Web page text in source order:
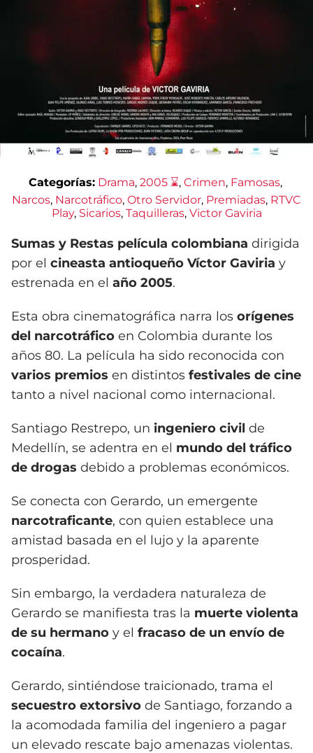
Categorías: Drama, 2005 ⌛, Crimen, Famosas,
Narcos, Narcotráfico, Otro Servidor, Premiadas, RTVC
Play, Sicarios, Taquilleras, Victor Gaviria
Sumas y Restas película colombiana dirigida
por el cineasta antioqueño Víctor Gaviria y
estrenada en el año 2005.
Esta obra cinematográfica narra los orígenes
del narcotráfico en Colombia durante los
años 80. La película ha sido reconocida con
varios premios en distintos festivales de cine
tanto a nivel nacional como internacional.
Santiago Restrepo, un ingeniero civil de
Medellín, se adentra en el mundo del tráfico
de drogas debido a problemas económicos.
Se conecta con Gerardo, un emergente
narcotraficante, con quien establece una
amistad basada en el lujo y la aparente
prosperidad.
Sin embargo, la verdadera naturaleza de
Gerardo se manifiesta tras la muerte violenta
de su hermano y el fracaso de un envío de
cocaína.
Gerardo, sintiéndose traicionado, trama el
secuestro extorsivo de Santiago, forzando a
la acomodada familia del ingeniero a pagar
un elevado rescate bajo amenazas violentas.